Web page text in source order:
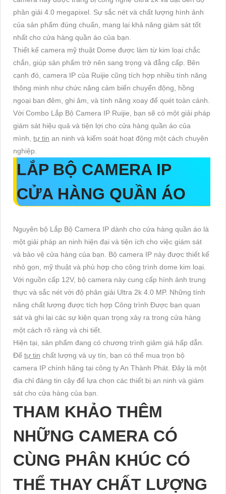
phân giải 4.0 megapixel. Sự sắc nét và chất lượng hình ảnh
của sản phẩm đúng chuẩn, mang lại khả năng giám sát tốt
nhất cho cửa hàng quần áo của bạn.
Thiết kế camera mỹ thuật Dome được làm từ kim loại chắc
chắn, giúp sản phẩm trở nên sang trọng và đẳng cấp. Bên
cạnh đó, camera IP của Ruijie cũng tích hợp nhiều tính năng
thông minh như chức năng cảm biến chuyển động, hồng
ngoại ban đêm, ghi âm, và tính năng xoay để quét toàn cảnh.
Với Combo Lắp Bộ Camera IP Ruijie, bạn sẽ có một giải pháp
giám sát hiệu quả và tiện lợi cho cửa hàng quần áo của
mình, tự tin an ninh và kiểm soát hoạt động một cách chuyên
nghiệp.
LẮP BỘ CAMERA IP
CỬA HÀNG QUẦN ÁO
Nguyên bộ Lắp Bộ Camera IP dành cho cửa hàng quần áo là
một giải pháp an ninh hiện đại và tiện ích cho việc giám sát
và bảo vệ cửa hàng của bạn. Bộ camera IP này được thiết kế
nhỏ gọn, mỹ thuật và phù hợp cho công trình dome kim loại.
Với nguồn cấp 12V, bộ camera này cung cấp hình ảnh trung
thực và sắc nét với độ phân giải Ultra 2k 4.0 MP. Những tính
năng chất lượng được tích hợp Công trình Được bạn quan
sát và ghi lại các sự kiện quan trọng xảy ra trong cửa hàng
một cách rõ ràng và chi tiết.
Hiện tại, sản phẩm đang có chương trình giảm giá hấp dẫn.
Để tự tin chất lượng và uy tín, bạn có thể mua trọn bộ
camera IP chính hãng tại công ty An Thành Phát. Đây là một
địa chỉ đáng tin cậy để lựa chọn các thiết bị an ninh và giám
sát cho cửa hàng của bạn.
THAM KHẢO THÊM
NHỮNG CAMERA CÓ
CÙNG PHÂN KHÚC CÓ
THỂ THAY CHẤT LƯỢNG